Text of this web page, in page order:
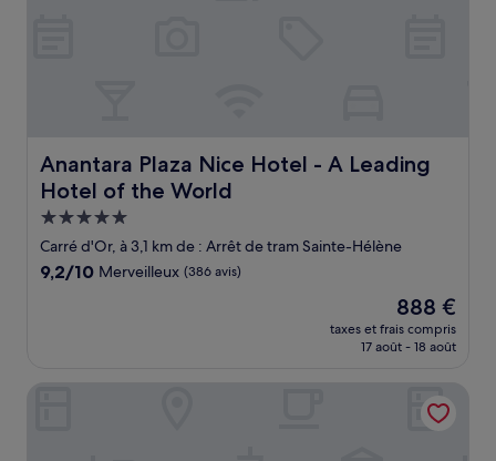
Anantara Plaza Nice Hotel - A Leading
Hotel of the World
Anantara Plaza Nice Hotel - A Leading Hotel of the
Hébergement
5.0 étoiles
Carré d'Or, à 3,1 km de : Arrêt de tram Sainte-Hélène
9.2
9,2/10 Merveilleux (386 avis)
Le
nouveau
prix
de
888 €
888 €
taxes et frais compris
17 août - 18 août